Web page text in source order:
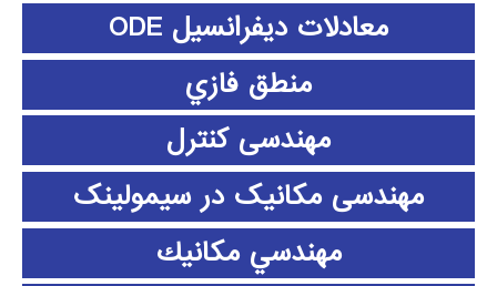
معادلات دیفرانسیل ODE
منطق فازي
مهندسی کنترل
مهندسی مکانیک در سیمولینک
مهندسي مكانيك